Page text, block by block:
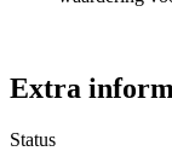
Extra
Status